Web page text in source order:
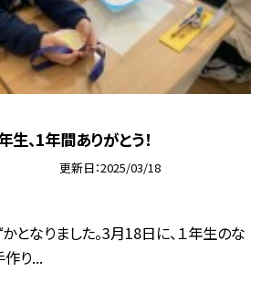
、1年間ありがとう！
更新日 2025/03/18
となりました。3月18日に、１年生のな
り...